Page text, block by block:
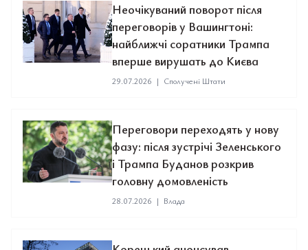
Неочікуваний поворот після
переговорів у Вашингтоні:
найближчі соратники Трампа
вперше вирушать до Києва
29.07.2026 | Сполучені Штати
Переговори переходять у нову
фазу: після зустрічі Зеленського
і Трампа Буданов розкрив
головну домовленість
28.07.2026 | Влада